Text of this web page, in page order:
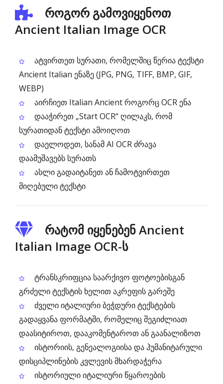
როგორ გამოვიყენოთ
Ancient Italian Image OCR
ატვირთეთ სურათი, რომელშიც წერია ტექსტი
Ancient Italian ენაზე (JPG, PNG, TIFF, BMP, GIF,
WEBP)
აირჩიეთ Italian Ancient როგორც OCR ენა
დააჭირეთ „Start OCR“ ღილაკს, რომ
სურათიდან ტექსტი ამოიღოთ
დაელოდეთ, სანამ AI OCR ძრავა
დაამუშავებს სურათს
ასლი გადაიტანეთ ან ჩამოტვირთეთ
მიღებული ტექსტი
რატომ იყენებენ Ancient
Italian Image OCR-ს
ტრანსკრიფცია საარქივო ფოტოებისგან
გრძელი ტექსტის ხელით აკრეფის გარეშე
ძველი იტალიური ბეჭდური ტექსტების
გადაყვანა ფორმატში, რომელიც შეგიძლიათ
დაასიტიროთ, დააკომენტაროთ ან გაანალიზოთ
ისტორიის, გენეალოგიისა და ჰუმანიტარული
დისციპლინების კვლევის მხარდაჭერა
ისტორიული იტალიური წყაროების